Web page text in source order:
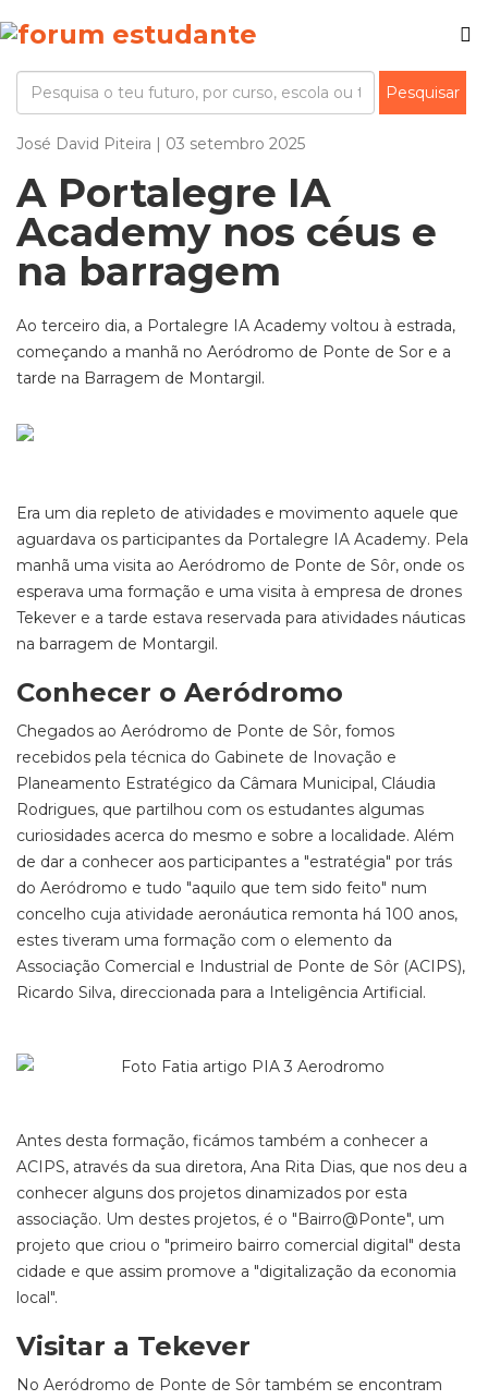
José David Piteira | 03 setembro 2025
A Portalegre IA
Academy nos céus e
na barragem
Ao terceiro dia, a Portalegre IA Academy voltou à estrada,
começando a manhã no Aeródromo de Ponte de Sor e a
tarde na Barragem de Montargil.
Era um dia repleto de atividades e movimento aquele que
aguardava os participantes da Portalegre IA Academy. Pela
manhã uma visita ao Aeródromo de Ponte de Sôr, onde os
esperava uma formação e uma visita à empresa de drones
Tekever e a tarde estava reservada para atividades náuticas
na barragem de Montargil.
Conhecer o Aeródromo
Chegados ao Aeródromo de Ponte de Sôr, fomos
recebidos pela técnica do Gabinete de Inovação e
Planeamento Estratégico da Câmara Municipal, Cláudia
Rodrigues, que partilhou com os estudantes algumas
curiosidades acerca do mesmo e sobre a localidade. Além
de dar a conhecer aos participantes a "estratégia" por trás
do Aeródromo e tudo "aquilo que tem sido feito" num
concelho cuja atividade aeronáutica remonta há 100 anos,
estes tiveram uma formação com o elemento da
Associação Comercial e Industrial de Ponte de Sôr (ACIPS),
Ricardo Silva, direccionada para a Inteligência Artificial.
Antes desta formação, ficámos também a conhecer a
ACIPS, através da sua diretora, Ana Rita Dias, que nos deu a
conhecer alguns dos projetos dinamizados por esta
associação. Um destes projetos, é o "Bairro@Ponte", um
projeto que criou o "primeiro bairro comercial digital" desta
cidade e que assim promove a "digitalização da economia
local".
Visitar a Tekever
No Aeródromo de Ponte de Sôr também se encontram